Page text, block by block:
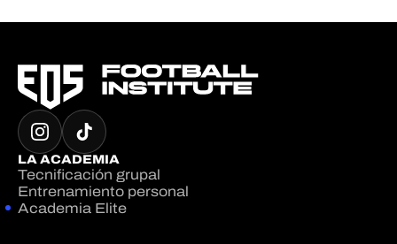
LA ACADEMIA
Tecnificación grupal
Entrenamiento personal
Academia Elite